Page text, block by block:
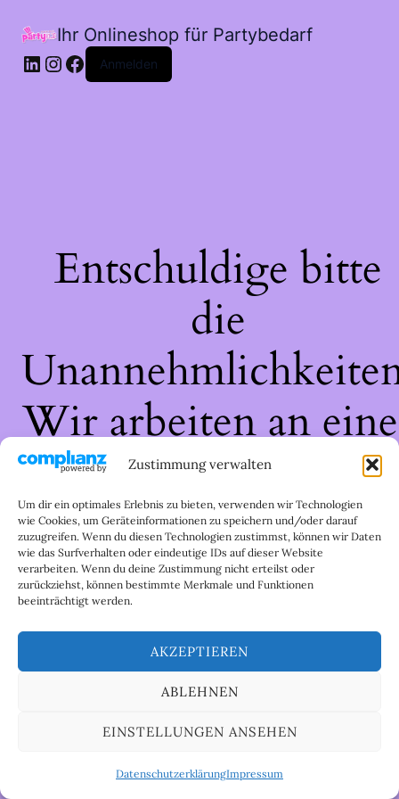
Zustimmung verwalten
Um dir ein optimales Erlebnis zu bieten, verwenden wir Technologien
wie Cookies, um Geräteinformationen zu speichern und/oder darauf
zuzugreifen. Wenn du diesen Technologien zustimmst, können wir Daten
wie das Surfverhalten oder eindeutige IDs auf dieser Website
verarbeiten. Wenn du deine Zustimmung nicht erteilst oder
zurückziehst, können bestimmte Merkmale und Funktionen
beeinträchtigt werden.
AKZEPTIEREN
ABLEHNEN
EINSTELLUNGEN ANSEHEN
DatenschutzerklärungImpressum
Ihr Onlineshop für Partybedarf
LinkedIn
Instagram
Facebook
Anmelden
Entschuldige bitte
die
Wir arbeiten an
großartigen Sache
schau bald wieder
vorbei!